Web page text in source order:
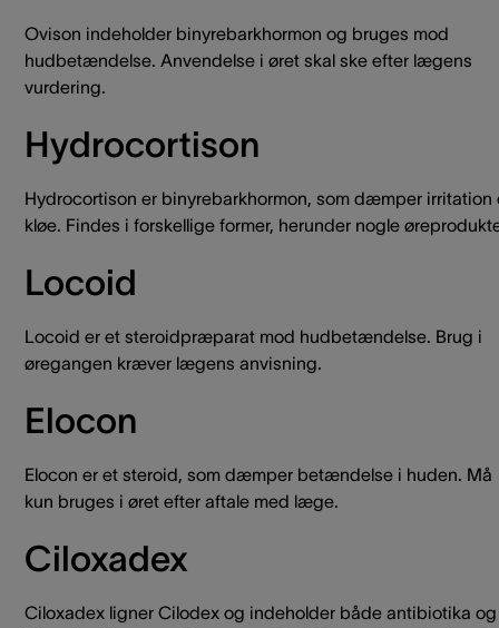
Ovison indeholder binyrebarkhormon og bruges mod
hudbetændelse. Anvendelse i øret skal ske efter lægens
vurdering.
Hydrocortison
Hydrocortison er binyrebarkhormon, som dæmper irritation
kløe. Findes i forskellige former, herunder nogle
Locoid
Locoid er et steroidpræparat mod hudbetændelse. Brug i
øregangen kræver lægens anvisning.
Elocon
Elocon er et steroid, som dæmper betændelse i huden. Må
kun bruges i øret efter aftale med læge.
Ciloxadex
Ciloxadex ligner Cilodex og indeholder både antibiotika og